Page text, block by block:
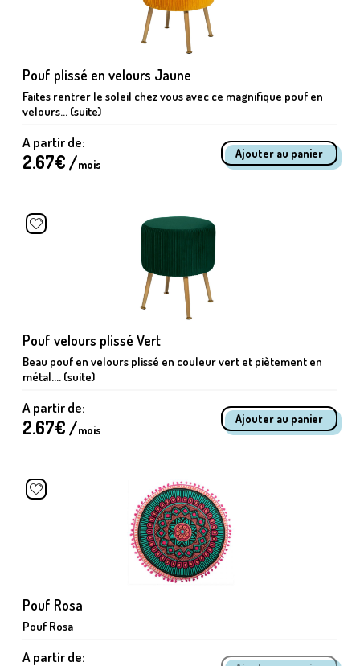
Pouf plissé en velours Jaune
Faites rentrer le soleil chez vous avec ce magnifique pouf en
velours... (suite)
A partir de:
2.67€ /mois
Pouf velours plissé Vert
Beau pouf en velours plissé en couleur vert et piètement en
métal.... (suite)
A partir de:
2.67€ /mois
Pouf Rosa
Pouf Rosa
A partir de: